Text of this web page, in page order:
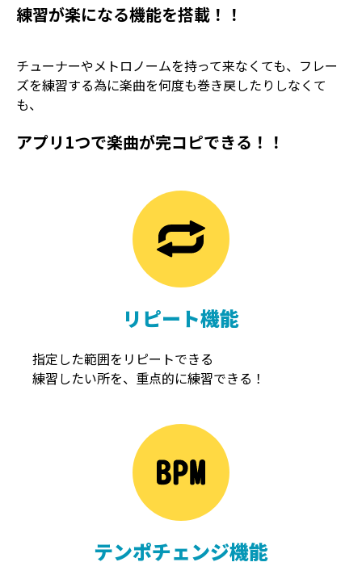
練習が楽になる機能を搭載！！
チューナーやメトロノームを持って来なくても、フレー
ズを練習する為に楽曲を何度も巻き戻したりしなくて
も、
アプリ1つで楽曲が完コピできる！！
リピート機能
指定した範囲をリピートできる
練習したい所を、重点的に練習できる！
テンポチェンジ機能